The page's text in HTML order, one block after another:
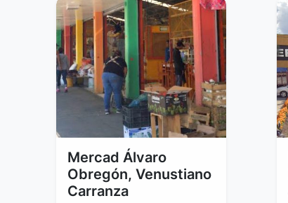
Mercad Álvaro
Obregón, Venustiano
Carranza